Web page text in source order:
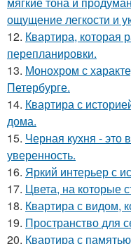
ощущение легкости и
12. Квартира, которая
перепланировки.
13. Монохром с
Петербурге.
14. Квартира с
дома.
15. Черная кухня - это
уверенность.
16. Яркий интерьер с
17. Цвета, на которые
18. Квартира с видом,
19. Пространство для
20. Квартира с